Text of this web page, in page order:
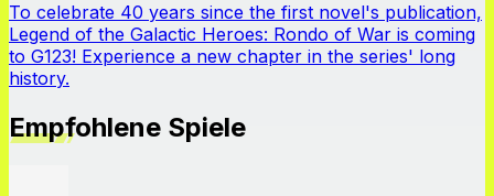
To celebrate 40 years since the first novel's publication,
Legend of the Galactic Heroes: Rondo of War is coming
to G123! Experience a new chapter in the series' long
history.
Empfohlene Spiele